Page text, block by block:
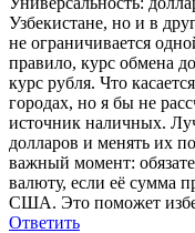
Узбекистане, но и в
не ограничивается
правило, курс обмена
курс рубля. Что
городах, но я бы не
источник наличных.
долларов и менять их
важный момент:
валюту, если её сумма
США. Это поможет
Ответить